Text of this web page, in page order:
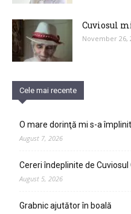
Cuviosul
November 26,
Cele mai recente
O mare dorinţă mi s-a împlinit
August 7, 2026
Cereri îndeplinite de Cuviosul
August 5, 2026
Grabnic ajutător în boală